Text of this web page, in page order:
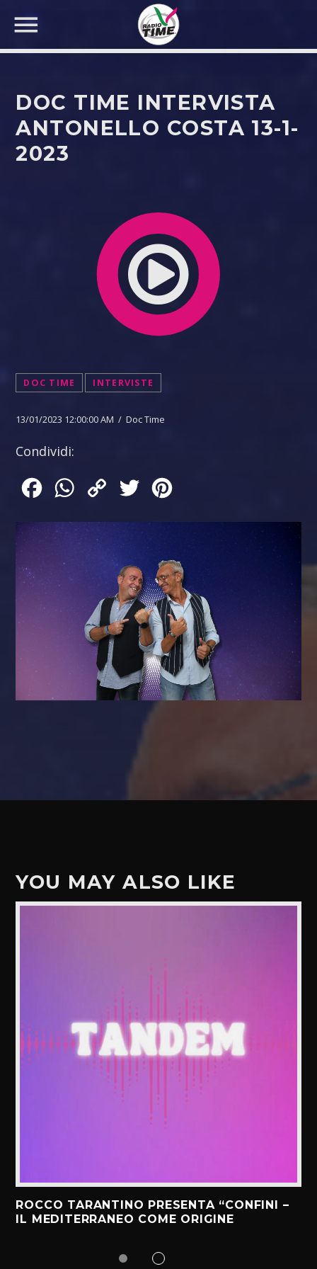
CERCA NEL SITO WEB:
DOC TIME INTERVISTA
ANTONELLO COSTA 13-1-
2023
DOC TIME INTERVISTE
13/01/2023 12:00:00 AM / Doc Time
Condividi:
FacebookWhatsApp
Copy
Twitter
YOU MAY ALSO LIKE
ROCCO TARANTINO PRESENTA “CONFINI –
IL MEDITERRANEO COME ORIGINE